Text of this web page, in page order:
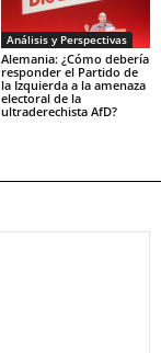
Análisis y Perspectivas
Alemania: ¿Cómo debería
responder el Partido de
la Izquierda a la amenaza
electoral de la
ultraderechista AfD?